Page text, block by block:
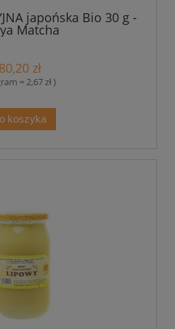
japońska Bio 30 g -
Matcha
80,20 zł
= 2,67 zł )
koszyka